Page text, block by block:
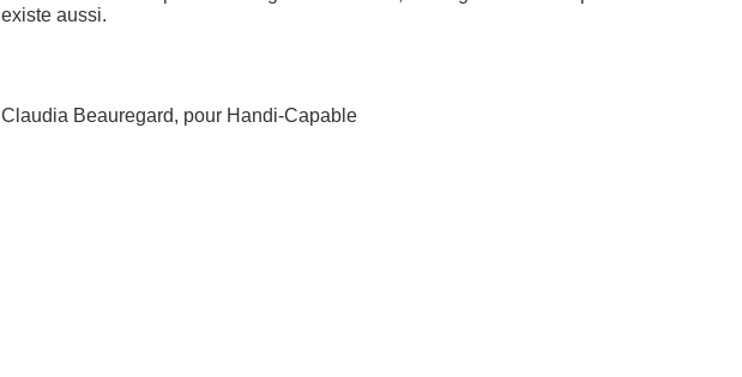
existe aussi.
Claudia Beauregard, pour Handi-Capable